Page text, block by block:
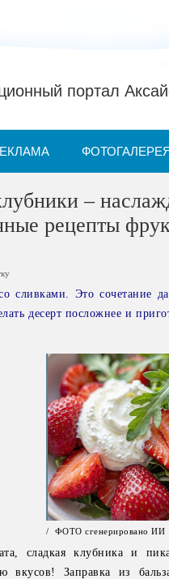
портал
–
рецепты
Это сочетание
десерт посложнее и
/ ФОТО сгенерировано ИИ
сладкая клубника и
вкусов! Заправка из